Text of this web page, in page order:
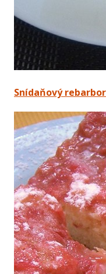
Snídaňový